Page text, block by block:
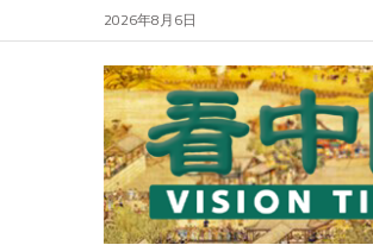
2026年8月6日